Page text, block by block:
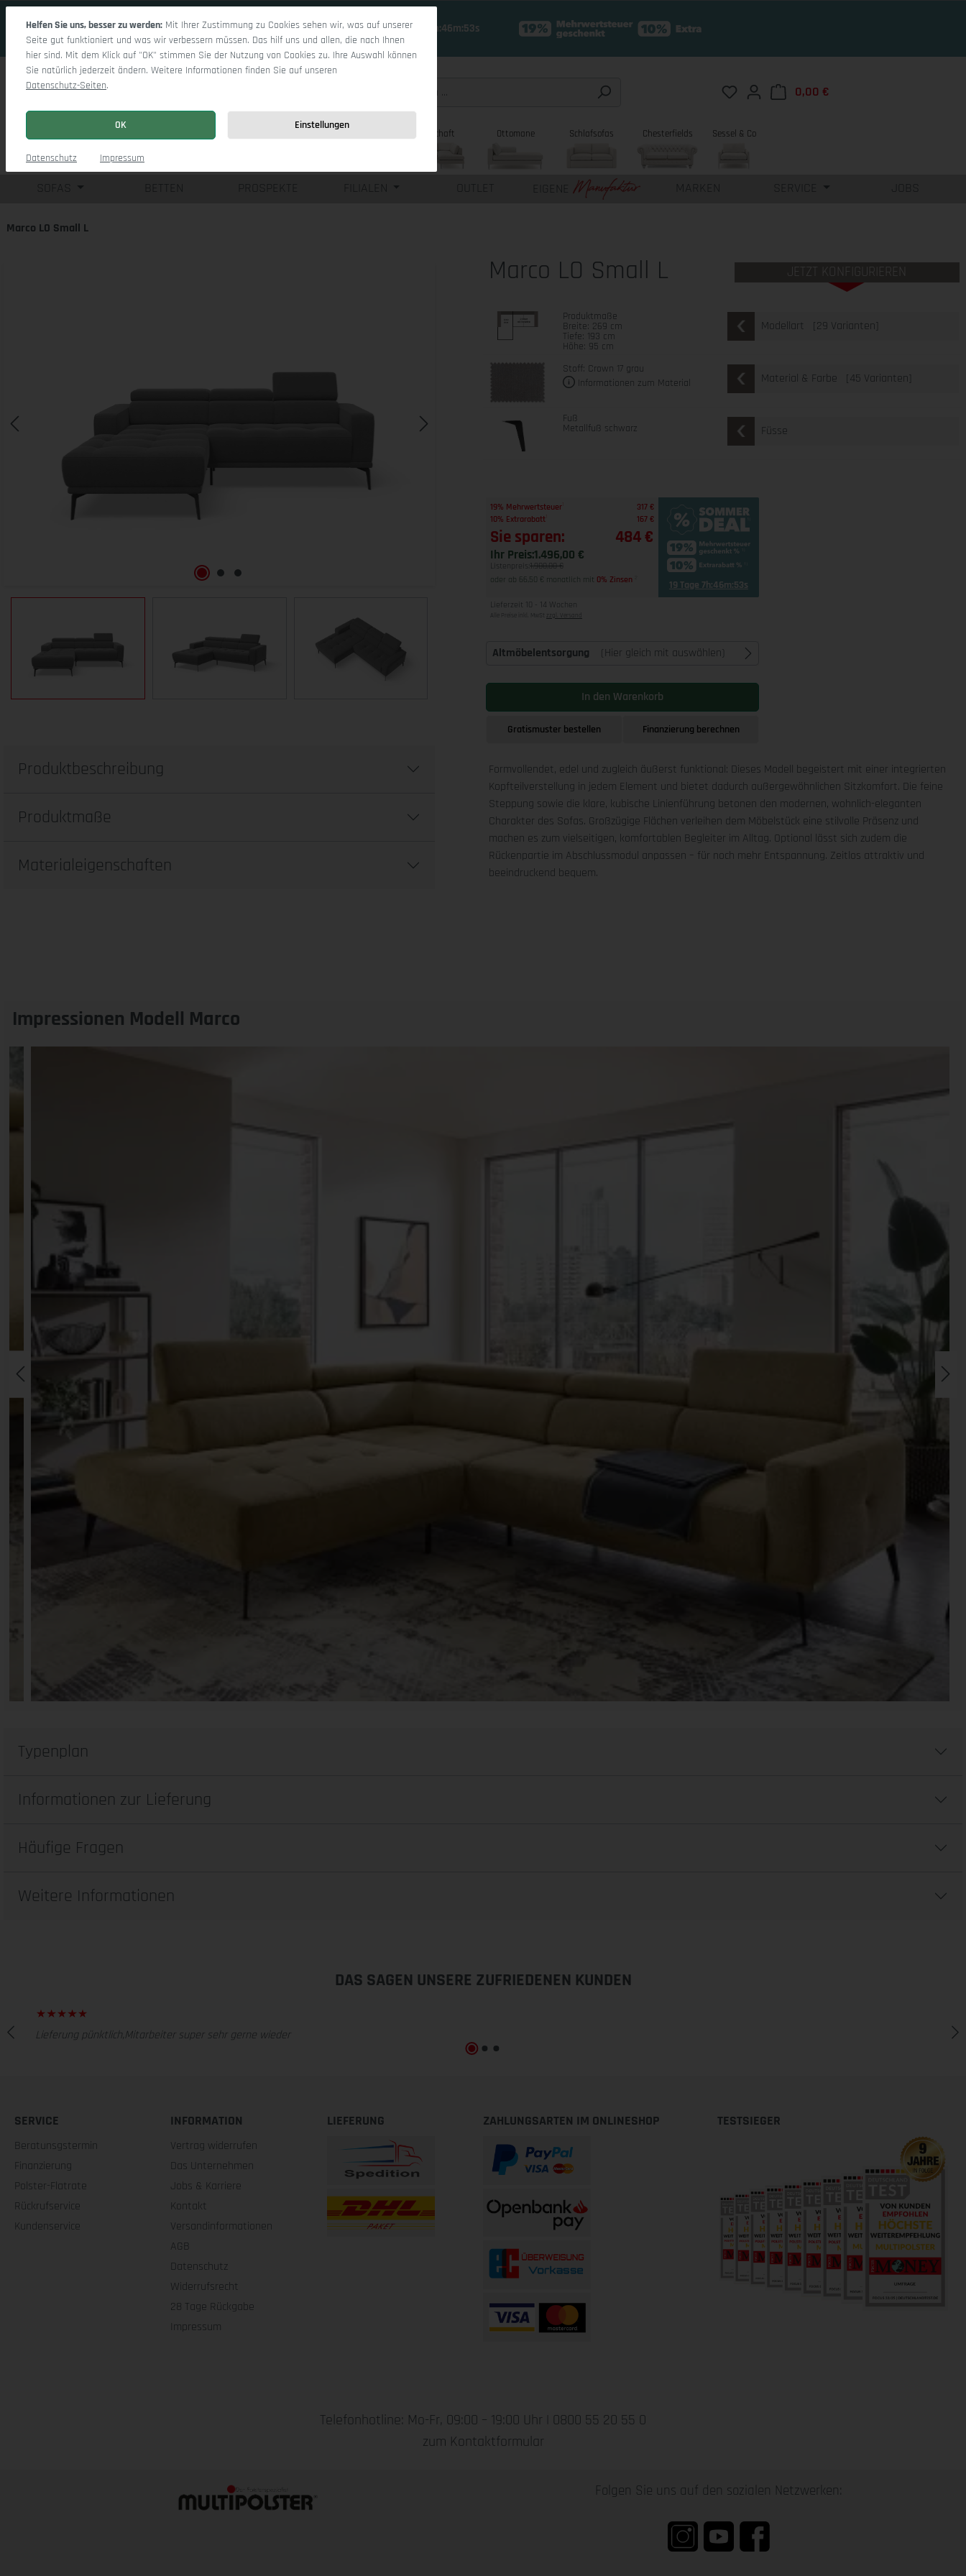
19 Tage 7h:46m:52s
Du hast 0 Produkte auf dem Merkzettel
0,00 €
Wohnlandschaft Ottomane Schlafsofas Chesterfields Sessel & Co
BETTEN PROSPEKTE FILIALEN OUTLET EIGENE MARKEN SERVICE JOBS
Marco LO Small L
Marco LO Small L JETZT KONFIGURIEREN
Produktmaße
Breite: 269 cm
Tiefe: 193 cm
Höhe: 95 cm
Modellart [29 Varianten]
Stoff: Crown 17 grau
Informationen zum Material
Material & Farbe [45 Varianten]
Fuß
Metallfuß schwarz Füsse
19% Mehrwertsteuer
317 €
10% Extrarabatt
167 €
Sie sparen: 484 €
Ihr Preis:1.496,00 €
Listenpreis: 1.980,00 €
oder ab 66,50 € monatlich mit 0% Zinsen 19 Tage 7h:46m:52s
Lieferzeit 10 - 14 Wochen
Alle Preise inkl. MwSt zzgl. Versand
Altmöbelentsorgung (Hier gleich mit auswählen)
In den Warenkorb
Gratismuster bestellen Finanzierung berechnen
Formvollendet, edel und zugleich äußerst funktional: Dieses Modell begeistert mit einer integrierten
Kopfteilverstellung in jedem Element und bietet dadurch außergewöhnlichen Sitzkomfort. Die feine
Steppung sowie die klare, kubische Linienführung betonen den modernen, wohnlich-eleganten
Charakter des Sofas. Großzügige Flächen verleihen dem Möbelstück eine stilvolle Präsenz und
machen es zum vielseitigen, komfortablen Begleiter im Alltag. Optional lässt sich zudem die
Rückenpartie im Abschlussmodul anpassen – für noch mehr Entspannung. Zeitlos attraktiv und
beeindruckend bequem.
Produktbeschreibung
Produktmaße
Materialeigenschaften
Impressionen Modell Marco
Typenplan
Informationen zur Lieferung
Häufige Fragen
Weitere Informationen
DAS SAGEN UNSERE ZUFRIEDENEN KUNDEN
Lieferung pünktlich,Mitarbeiter super sehr gerne wieder
SERVICE
Beratunsgstermin
Finanzierung
Polster-Flatrate
Rückrufservice
Kundenservice
INFORMATION
Vertrag widerrufen
Das Unternehmen
Jobs & Karriere
Kontakt
Versandinformationen
AGB
Datenschutz
Widerrufsrecht
28 Tage Rückgabe
Impressum
LIEFERUNG ZAHLUNGSARTEN IM ONLINESHOP TESTSIEGER
Telefonhotline: Mo-Fr, 09:00 – 19:00 Uhr | 0800 55 20 55 0
zum Kontaktformular
Folgen Sie uns auf den sozialen Netzwerken:
Helfen Sie uns, besser zu werden: Mit Ihrer Zustimmung zu Cookies sehen wir, was auf unserer
Seite gut funktioniert und was wir verbessern müssen. Das hilf uns und allen, die nach Ihnen
hier sind. Mit dem Klick auf "OK" stimmen Sie der Nutzung von Cookies zu. Ihre Auswahl können
Sie natürlich jederzeit ändern. Weitere Informationen finden Sie auf unseren
Datenschutz-Seiten.
OK Einstellungen
Datenschutz Impressum